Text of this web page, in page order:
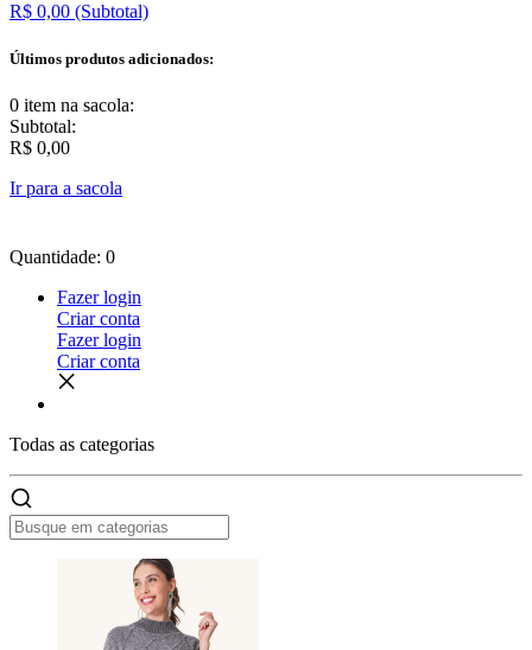
R$ 0,00 (Subtotal)
Últimos produtos adicionados:
0 item na sacola:
Subtotal:
R$ 0,00
Ir para a sacola
Quantidade: 0
Fazer login
Criar conta
Fazer login
Criar conta
Todas as categorias